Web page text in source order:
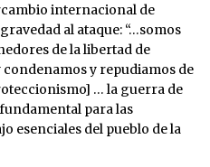
internacional de
al ataque: “…somos
de la libertad de
y repudiamos de
… la guerra de
para las
esenciales del pueblo de la